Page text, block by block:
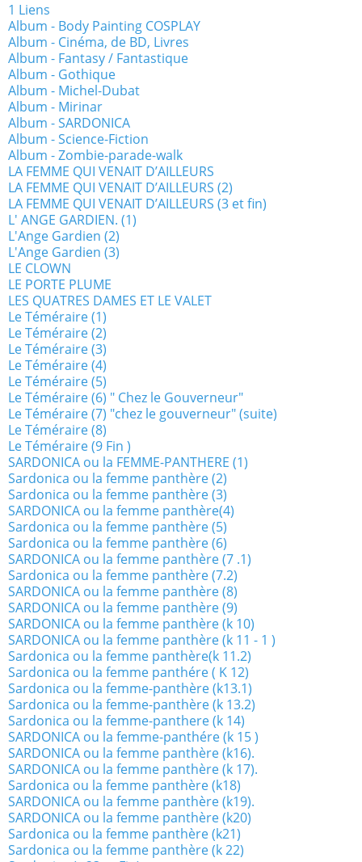
1 Liens
Album - Body Painting COSPLAY
Album - Cinéma, de BD, Livres
Album - Fantasy / Fantastique
Album - Gothique
Album - Michel-Dubat
Album - Mirinar
Album - SARDONICA
Album - Science-Fiction
Album - Zombie-parade-walk
LA FEMME QUI VENAIT D’AILLEURS
LA FEMME QUI VENAIT D’AILLEURS (2)
LA FEMME QUI VENAIT D’AILLEURS (3 et fin)
L' ANGE GARDIEN. (1)
L'Ange Gardien (2)
L'Ange Gardien (3)
LE CLOWN
LE PORTE PLUME
LES QUATRES DAMES ET LE VALET
Le Téméraire (1)
Le Téméraire (2)
Le Téméraire (3)
Le Téméraire (4)
Le Téméraire (5)
Le Téméraire (6) " Chez le Gouverneur"
Le Téméraire (7) "chez le gouverneur" (suite)
Le Téméraire (8)
Le Téméraire (9 Fin )
SARDONICA ou la FEMME-PANTHERE (1)
Sardonica ou la femme panthère (2)
Sardonica ou la femme panthère (3)
SARDONICA ou la femme panthère(4)
Sardonica ou la femme panthère (5)
Sardonica ou la femme panthère (6)
SARDONICA ou la femme panthère (7 .1)
Sardonica ou la femme panthère (7.2)
SARDONICA ou la femme panthère (8)
SARDONICA ou la femme panthère (9)
SARDONICA ou la femme panthère (k 10)
SARDONICA ou la femme panthère (k 11 - 1 )
Sardonica ou la femme panthère(k 11.2)
Sardonica ou la femme panthére ( K 12)
Sardonica ou la femme-panthère (k13.1)
Sardonica ou la femme-panthère (k 13.2)
Sardonica ou la femme-panthere (k 14)
SARDONICA ou la femme-panthére (k 15 )
SARDONICA ou la femme panthère (k16).
SARDONICA ou la femme panthère (k 17).
Sardonica ou la femme panthère (k18)
SARDONICA ou la femme panthère (k19).
SARDONICA ou la femme panthère (k20)
Sardonica ou la femme panthère (k21)
Sardonica ou la femme panthère (k 22)